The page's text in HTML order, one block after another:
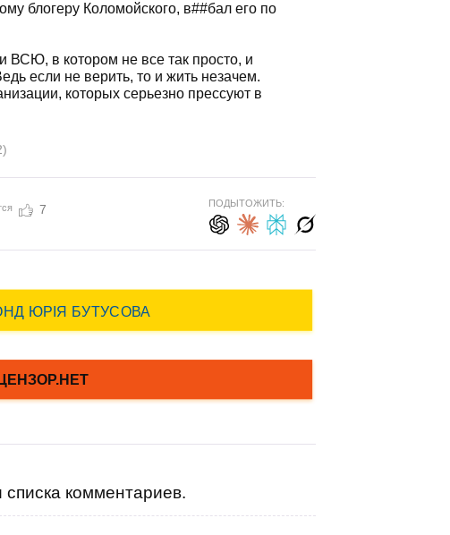
блогеру Коломойского, в##бал его по
ВСЮ, в котором не все так просто, и
если не верить, то и жить незачем.
которых серьезно прессуют в
7 ПОДЫТОЖИТЬ:
комментариев.